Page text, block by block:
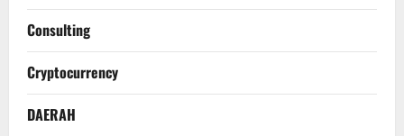
Consulting
Cryptocurrency
DAERAH